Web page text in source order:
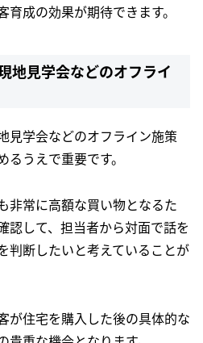
成の効果が期待できます。
地見学会などのオフライ
見学会などのオフライン施策
うえで重要です。
非常に高額な買い物となるた
認して、担当者から対面で話を
判断したいと考えていることが
が住宅を購入した後の具体的な